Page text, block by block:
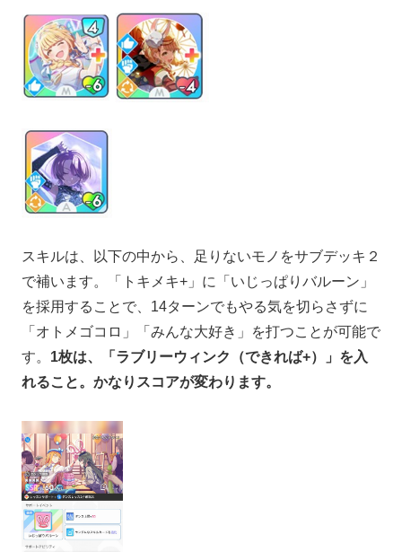
スキルは、以下の中から、足りないモノをサブデッキ２
で補います。「トキメキ+」に「いじっぱりバルーン」
を採用することで、14ターンでもやる気を切らさずに
「オトメゴコロ」「みんな大好き」を打つことが可能で
す。 1枚は、「ラブリーウィンク（できれば+）」を入
れること。かなりスコアが変わります。